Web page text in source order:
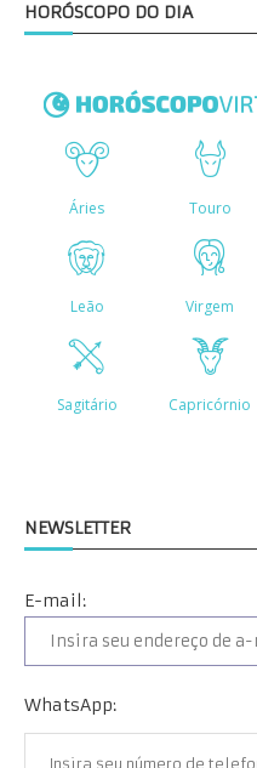
HORÓSCOPO DO DIA
NEWSLETTER
E-mail:
WhatsApp: